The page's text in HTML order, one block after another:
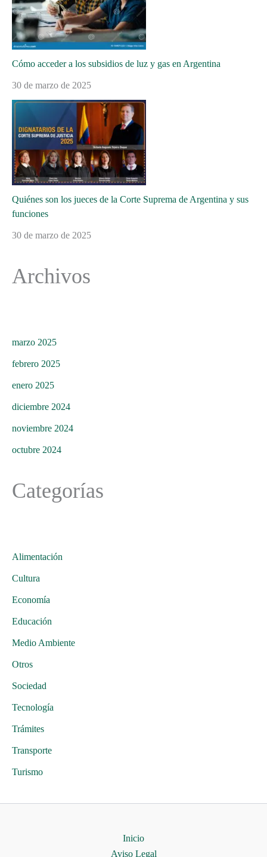
Cómo acceder a los subsidios de luz y gas en Argentina
30 de marzo de 2025
Quiénes son los jueces de la Corte Suprema de Argentina y sus
funciones
30 de marzo de 2025
Archivos
marzo 2025
febrero 2025
enero 2025
diciembre 2024
noviembre 2024
octubre 2024
Categorías
Alimentación
Cultura
Economía
Educación
Medio Ambiente
Otros
Sociedad
Tecnología
Trámites
Transporte
Turismo
Inicio
Aviso Legal